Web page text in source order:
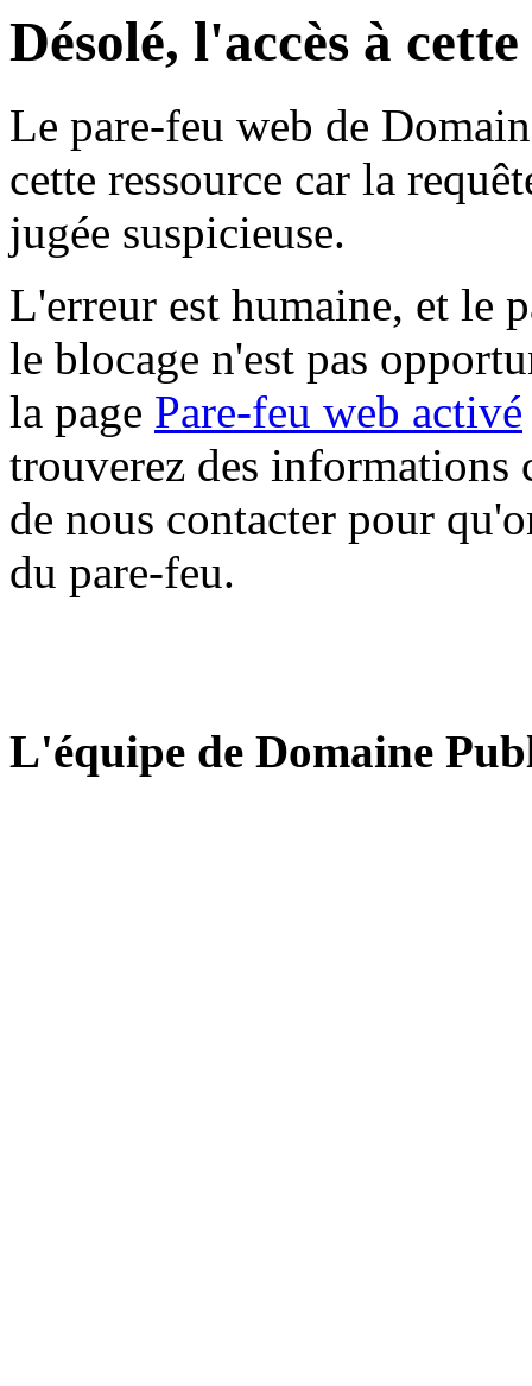
Désolé, l'accès à
Le pare-feu web de
cette ressource car la
jugée suspicieuse.
L'erreur est humaine, et le
le blocage n'est pas
la page Pare-feu web activé
trouverez des informations
de nous contacter pour
du pare-feu.
L'équipe de Domaine